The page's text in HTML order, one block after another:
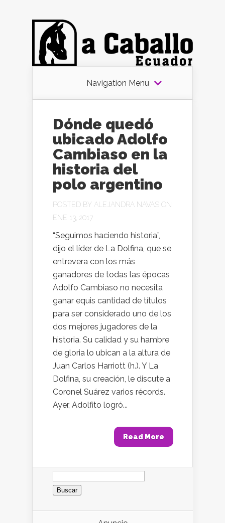
Navigation Menu
Dónde quedó
ubicado Adolfo
Cambiaso en la
historia del
polo argentino
POSTED BY ALEJANDRA NAVAS ON
ENE 13, 2017
“Seguimos haciendo historia”,
dijo el líder de La Dolfina, que se
entrevera con los más
ganadores de todas las épocas
Adolfo Cambiaso no necesita
ganar equis cantidad de títulos
para ser considerado uno de los
dos mejores jugadores de la
historia. Su calidad y su hambre
de gloria lo ubican a la altura de
Juan Carlos Harriott (h.). Y La
Dolfina, su creación, le discute a
Coronel Suárez varios récords.
Ayer, Adolfito logró...
Read More
Buscar: